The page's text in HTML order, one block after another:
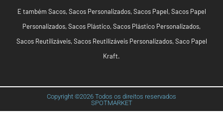
E também Sacos,Sacos Personalizados,Sacos Papel,Sacos Papel
Personalizados,Sacos Plástico,Sacos Plástico Personalizados,
Sacos Reutilizáveis,Sacos Reutilizáveis Personalizados,Saco Papel
Kraft.
Copyright ©2026 Todos os direitos reservados
SPOTMARKET